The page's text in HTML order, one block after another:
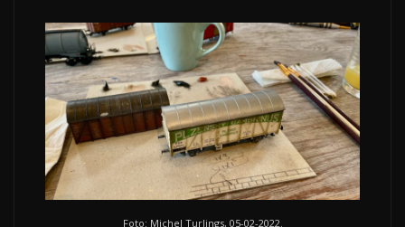
Foto: Michel Turlings, 05-02-2022.